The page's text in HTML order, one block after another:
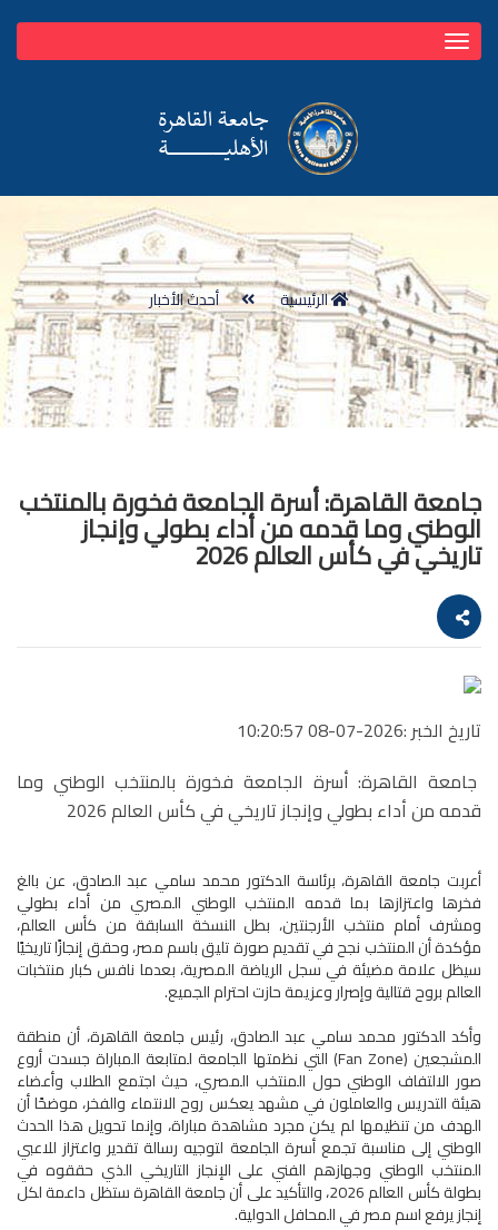
navigation
الرئيسية أحدث الأخبار
جامعة القاهرة: أسرة الجامعة فخورة بالمنتخب
الوطني وما قدمه من أداء بطولي وإنجاز
تاريخي في كأس العالم 2026
تاريخ الخبر :2026-07-08 10:20:57
جامعة القاهرة: أسرة الجامعة فخورة بالمنتخب الوطني وما
قدمه من أداء بطولي وإنجاز تاريخي في كأس العالم 2026
أعربت جامعة القاهرة، برئاسة الدكتور محمد سامي عبد الصادق، عن بالغ
فخرها واعتزازها بما قدمه المنتخب الوطني المصري من أداء بطولي
ومشرف أمام منتخب الأرجنتين، بطل النسخة السابقة من كأس العالم،
مؤكدة أن المنتخب نجح في تقديم صورة تليق باسم مصر، وحقق إنجازًا تاريخيًا
سيظل علامة مضيئة في سجل الرياضة المصرية، بعدما نافس كبار منتخبات
العالم بروح قتالية وإصرار وعزيمة حازت احترام الجميع.
وأكد الدكتور محمد سامي عبد الصادق، رئيس جامعة القاهرة، أن منطقة
المشجعين (Fan Zone) التي نظمتها الجامعة لمتابعة المباراة جسدت أروع
صور الالتفاف الوطني حول المنتخب المصري، حيث اجتمع الطلاب وأعضاء
هيئة التدريس والعاملون في مشهد يعكس روح الانتماء والفخر، موضحًا أن
الهدف من تنظيمها لم يكن مجرد مشاهدة مباراة، وإنما تحويل هذا الحدث
الوطني إلى مناسبة تجمع أسرة الجامعة لتوجيه رسالة تقدير واعتزاز للاعبي
المنتخب الوطني وجهازهم الفني على الإنجاز التاريخي الذي حققوه في
بطولة كأس العالم 2026، والتأكيد على أن جامعة القاهرة ستظل داعمة لكل
إنجاز يرفع اسم مصر في المحافل الدولية.